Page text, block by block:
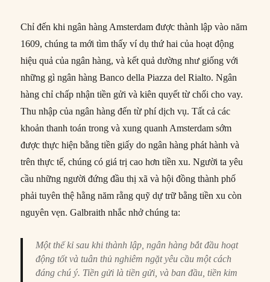
Chỉ đến khi ngân hàng Amsterdam được thành lập vào năm
1609, chúng ta mới tìm thấy ví dụ thứ hai của hoạt động
hiệu quả của ngân hàng, và kết quả dường như giống với
những gì ngân hàng Banco della Piazza del Rialto. Ngân
hàng chỉ chấp nhận tiền gửi và kiên quyết từ chối cho vay.
Thu nhập của ngân hàng đến từ phí dịch vụ. Tất cả các
khoản thanh toán trong và xung quanh Amsterdam sớm
được thực hiện bằng tiền giấy do ngân hàng phát hành và
trên thực tế, chúng có giá trị cao hơn tiền xu. Người ta yêu
cầu những người đứng đầu thị xã và hội đồng thành phố
phải tuyên thệ hằng năm rằng quỹ dự trữ bằng tiền xu còn
nguyên vẹn. Galbraith nhắc nhở chúng ta:
Một thế kỉ sau khi thành lập, ngân hàng bắt đầu hoạt
động tốt và tuân thủ nghiêm ngặt yêu cầu một cách
đáng chú ý. Tiền gửi là tiền gửi, và ban đầu, tiền kim